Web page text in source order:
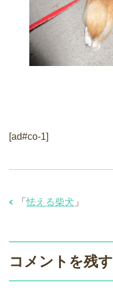
[ad#co-1]
「怯える柴犬 」
コメントを残す